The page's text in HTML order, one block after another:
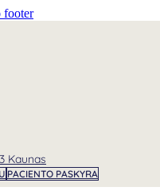
footer
Kaunas
PACIENTO PASKYRA